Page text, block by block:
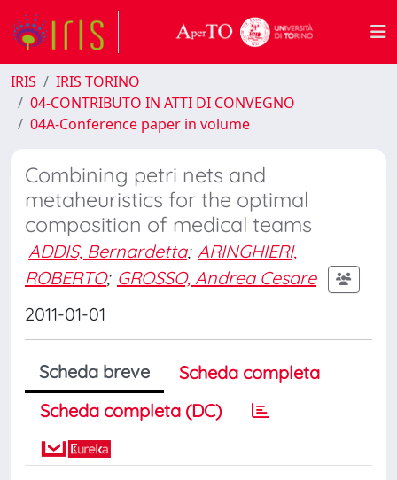
IRIS
IRIS TORINO
04-CONTRIBUTO IN ATTI DI CONVEGNO
04A-Conference paper in volume
Combining petri nets and
metaheuristics for the optimal
composition of medical teams
ADDIS, Bernardetta; ARINGHIERI,
ROBERTO; GROSSO, Andrea Cesare
2011-01-01
Scheda breve
Scheda completa
Scheda completa (DC)